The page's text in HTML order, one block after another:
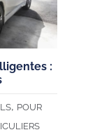
:
, POUR